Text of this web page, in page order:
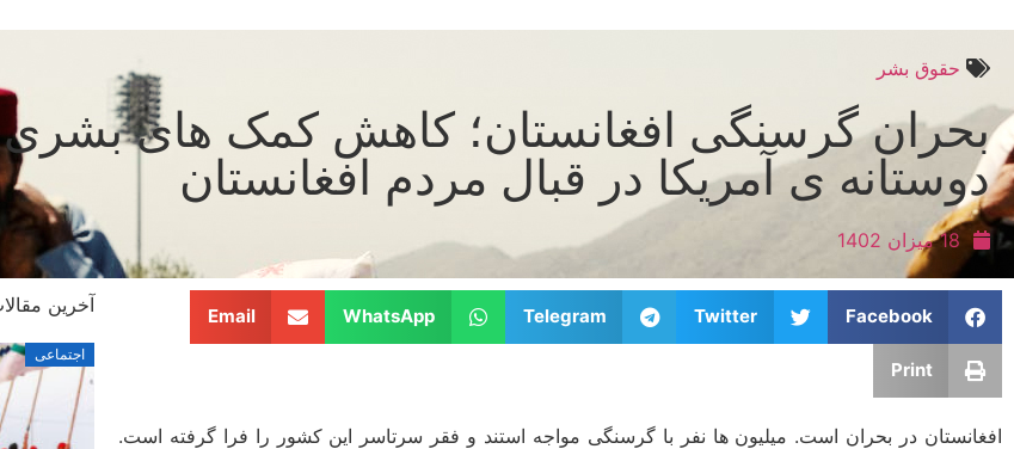
حقوق بشر
بحران گرسنگی افغانستان؛ کاهش کمک های بشری
دوستانه ­ی آمریکا در قبال مردم افغانستان
18 میزان 1402
Facebook
Twitter
Telegram
WhatsApp
Email
Print
افغانستان در بحران است. میلیون ها نفر با گرسنگی مواجه استند و فقر سرتاسر این کشور را فرا گرفته است.
آخرین
اجتماعی